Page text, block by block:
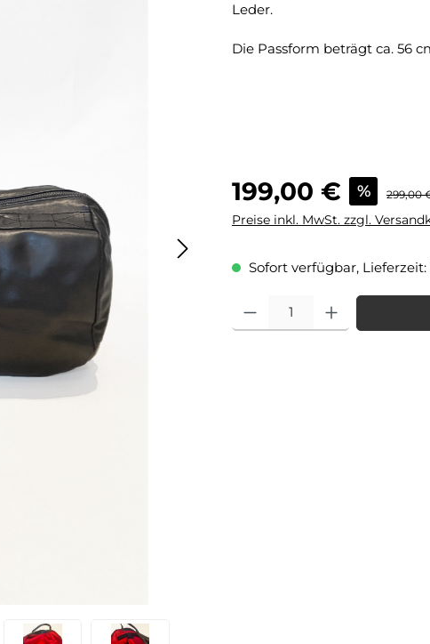
Leder.
Die Passform beträgt ca. 56
Verkaufspreis:
199,00 € % 299,00
Preise inkl. MwSt. zzgl.
Sofort verfügbar, Lieferzeit:
Produkt Anzahl: Gib den